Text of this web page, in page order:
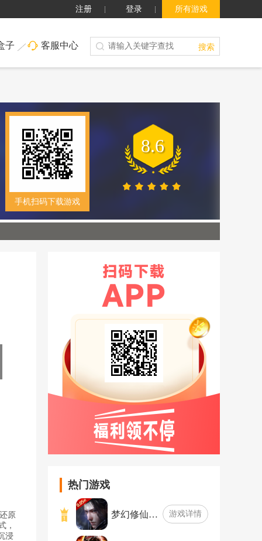
注册 登录 所有游戏
子 客服中心 搜索
手机扫码下载游戏
8.6
原
，
浸
热门游戏
梦幻修仙… 游戏详情